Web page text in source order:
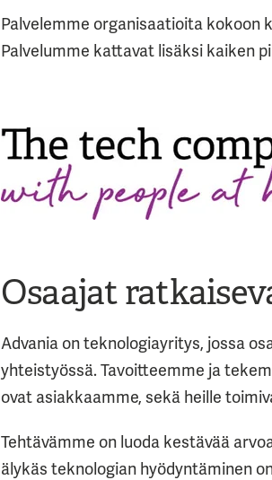
Palvelemme organisaatioita
Palvelumme kattavat lisäksi kaiken
Osaajat
Advania on teknologiayritys, jossa
yhteistyössä. Tavoitteemme ja
ovat asiakkaamme, sekä heille
Tehtävämme on luoda kestävää
älykäs teknologian hyödyntäminen